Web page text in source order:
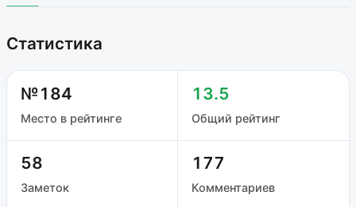
Статистика
№184
Место в рейтинге
13.5
Общий рейтинг
58
Заметок
177
Комментариев